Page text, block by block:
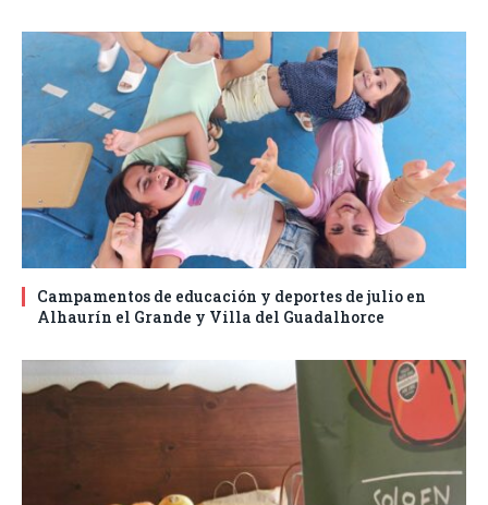
Campamentos de educación y deportes de julio en
Alhaurín el Grande y Villa del Guadalhorce